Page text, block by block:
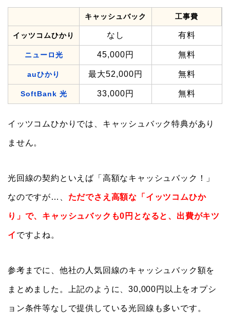
キャッシュバック 工事費
イッツコムひかり なし 有料
ニューロ光 45,000円 無料
auひかり 最大52,000円 無料
SoftBank 光 33,000円 無料
イッツコムひかりでは、キャッシュバック特典があり
ません。
光回線の契約といえば「高額なキャッシュバック！」
なのですが…、 ただでさえ高額な「イッツコムひか
り」で、キャッシュバックも0円となると、出費がキツ
イ ですよね。
参考までに、他社の人気回線のキャッシュバック額を
まとめました。上記のように、30,000円以上をオプシ
ョン条件等なしで提供している光回線も多いです。